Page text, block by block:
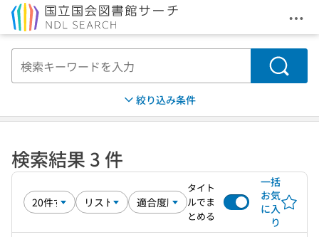
メ
検索
絞り込み条件
検索結果 3 件
タイト
ルでま
とめる
一括
お気
に入
り